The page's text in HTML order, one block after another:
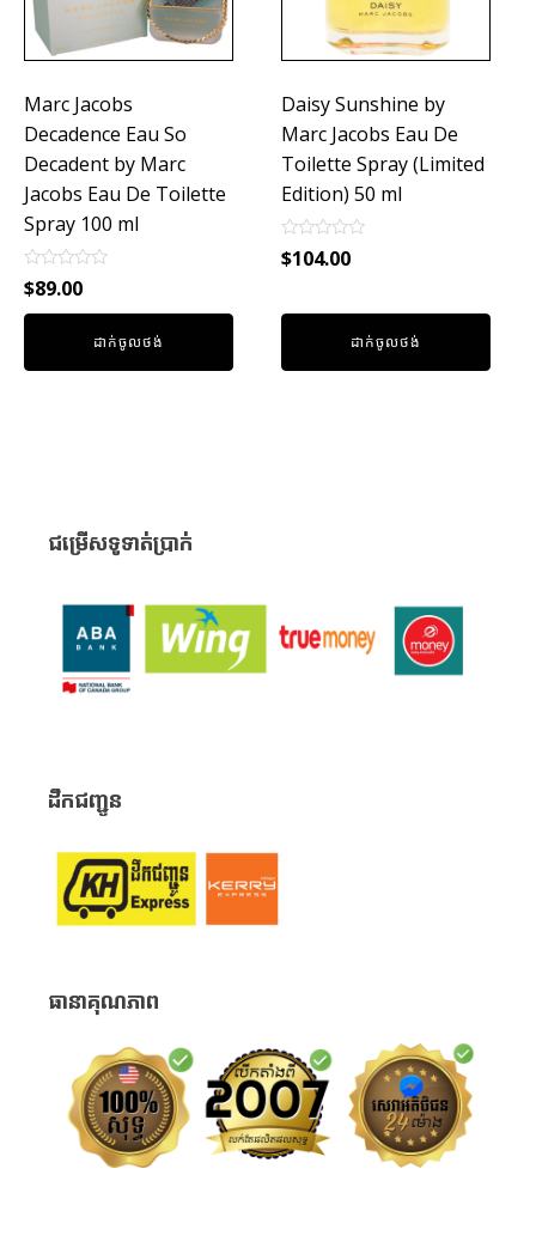
Marc Jacobs
Decadence Eau So
Decadent by Marc
Jacobs Eau De Toilette
Spray 100 ml
Rated
0
out
$89.00
ដាក់ចូលថង់
Daisy Sunshine by
Marc Jacobs Eau De
Toilette Spray (Limited
Edition) 50 ml
Rated
0
5
$104.00
ដាក់ចូលថង់
ជម្រើសទូទាត់ប្រាក់
ដឹកជញ្ជូន
ធានាគុណភាព